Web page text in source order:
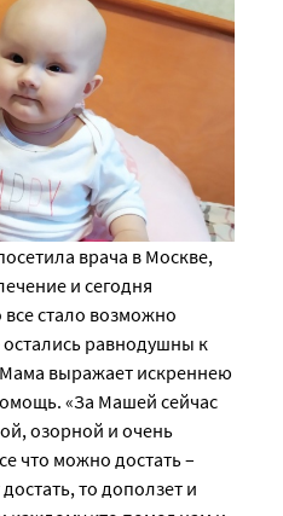
врача в Москве,
и сегодня
все стало возможно
равнодушны к
выражает искреннею
«За Машей сейчас
озорной и очень
что можно достать –
то доползет и